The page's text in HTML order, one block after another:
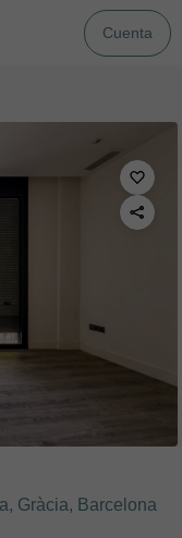
Cuenta
Gràcia, Barcelona